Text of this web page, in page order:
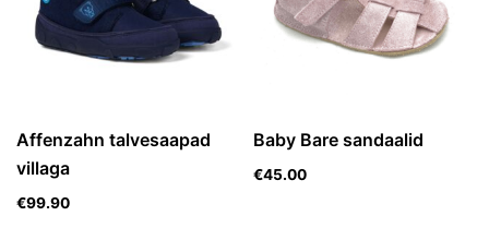
Affenzahn talvesaapad
villaga
€99.90
Baby Bare sandaalid
€45.00